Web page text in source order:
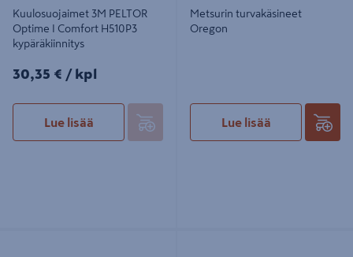
Kuulosuojaimet 3M PELTOR
Optime I Comfort H510P3
kypäräkiinnitys
30,35€/kpl
30,35 € / kpl
Lue lisää
Metsurin turvakäsineet
Oregon
Lue lisää